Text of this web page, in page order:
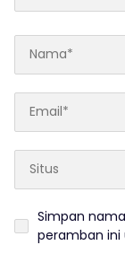
Simpan
peramban ini